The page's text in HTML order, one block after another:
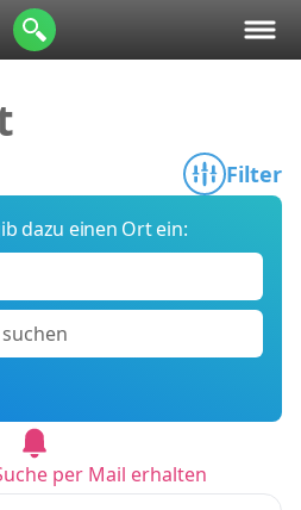
Filter
dazu einen Ort ein:
suchen
per Mail erhalten